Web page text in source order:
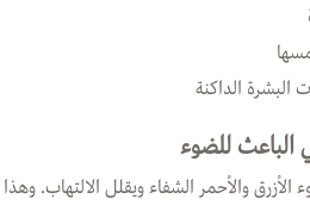
البشرة الداكنة
الأزرق والأحمر الشفاء ويقلل الالتهاب.